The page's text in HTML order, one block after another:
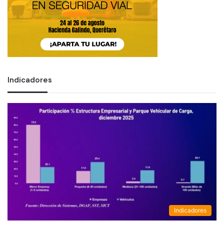
Indicadores
Indicadores